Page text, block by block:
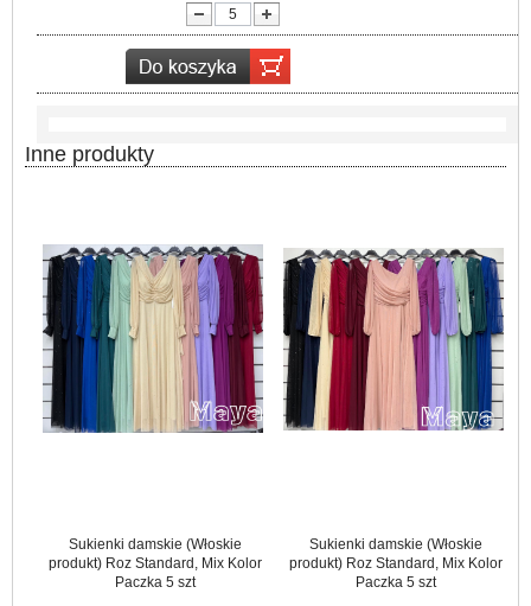
Inne produkty
Sukienki damskie (Włoskie
produkt) Roz Standard, Mix Kolor
Paczka 5 szt
Sukienki damskie (Włoskie
produkt) Roz Standard, Mix Kolor
Paczka 5 szt